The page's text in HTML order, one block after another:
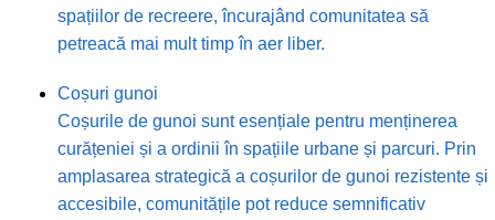
spațiilor de recreere, încurajând comunitatea să
petreacă mai mult timp în aer liber.
Coșuri gunoi
Coșurile de gunoi sunt esențiale pentru menținerea
curățeniei și a ordinii în spațiile urbane și parcuri. Prin
amplasarea strategică a coșurilor de gunoi rezistente și
accesibile, comunitățile pot reduce semnificativ